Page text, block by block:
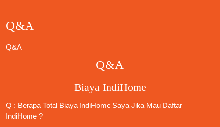
Q&A
Q&A
Q&A
Biaya IndiHome
Q : Berapa Total Biaya IndiHome Saya Jika Mau Daftar
IndiHome ?